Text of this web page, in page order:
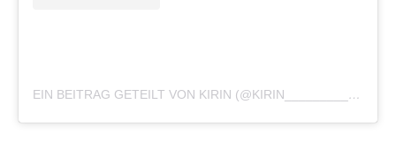
EIN BEITRAG GETEILT VON KIRIN (@KIRIN_____________)